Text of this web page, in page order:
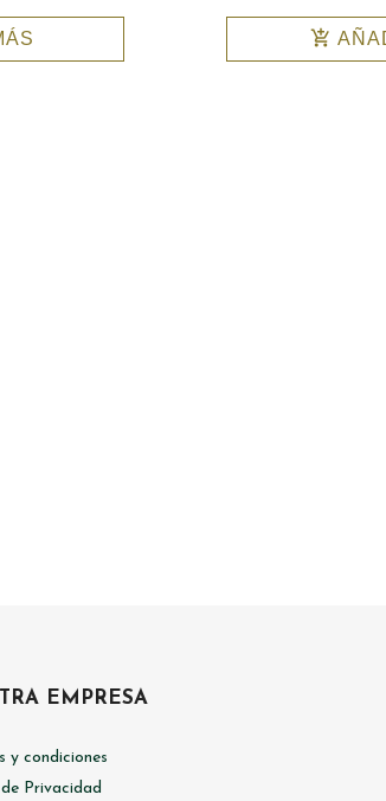
add_shopping_cart
EMPRESA
y condiciones
Privacidad